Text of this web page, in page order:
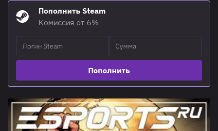
Пополнить Steam
Комиссия от 6%
Пополнить